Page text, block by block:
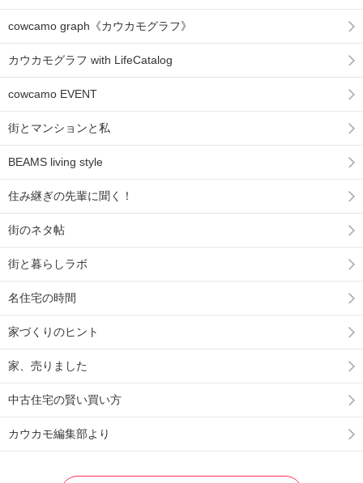
cowcamo graph《カウカモグラフ》
カウカモグラフ with LifeCatalog
cowcamo EVENT
街とマンションと私
BEAMS living style
住み継ぎの先輩に聞く！
街のネタ帖
街と暮らしラボ
名住宅の時間
家づくりのヒント
家、売りました
中古住宅の賢い買い方
カウカモ編集部より